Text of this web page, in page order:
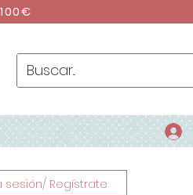
sesión/ Regístrate